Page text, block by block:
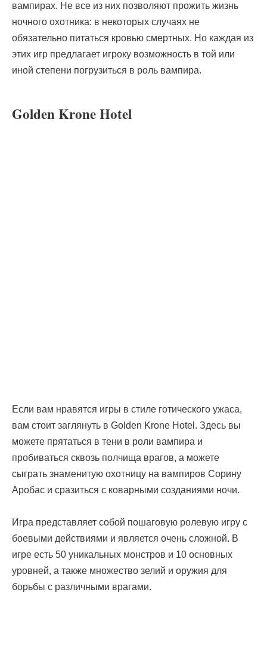
вампирах. Не все из них позволяют прожить жизнь
ночного охотника: в некоторых случаях не
обязательно питаться кровью смертных. Но каждая из
этих игр предлагает игроку возможность в той или
иной степени погрузиться в роль вампира.
Golden Krone Hotel
Если вам нравятся игры в стиле готического ужаса,
вам стоит заглянуть в Golden Krone Hotel. Здесь вы
можете прятаться в тени в роли вампира и
пробиваться сквозь полчища врагов, а можете
сыграть знаменитую охотницу на вампиров Сорину
Аробас и сразиться с коварными созданиями ночи.
Игра представляет собой пошаговую ролевую игру с
боевыми действиями и является очень сложной. В
игре есть 50 уникальных монстров и 10 основных
уровней, а также множество зелий и оружия для
борьбы с различными врагами.